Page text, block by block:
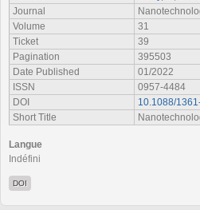
Journal
Volume
31
Ticket
39
Pagination
395503
Date Published
01/2022
ISSN
0957-4484
DOI
10.1088/
Short Title
Langue
Indéfini
DOI